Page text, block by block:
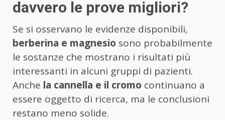
davvero le prove migliori?
Se si osservano le evidenze disponibili,
berberina e magnesio sono probabilmente
le sostanze che mostrano i risultati più
interessanti in alcuni gruppi di pazienti.
Anche la cannella e il cromo continuano a
essere oggetto di ricerca, ma le conclusioni
restano meno solide.